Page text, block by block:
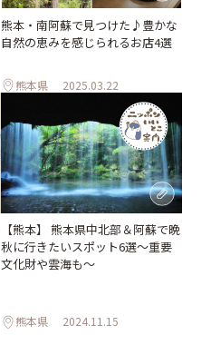
熊本・南阿蘇で見つけた♪豊かな
自然の恵みを感じられるお店4選
熊本県 2025.03.22
【熊本】 熊本県中北部＆阿蘇で晩
秋に行きたいスポット6選〜重要
文化財や雲海も〜
熊本県 2024.11.15